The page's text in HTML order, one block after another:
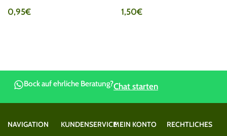
0,95€ 1,50€
Bock auf ehrliche Beratung?Chat starten
NAVIGATION
KUNDENSERVICEMEIN KONTO
RECHTLICHES